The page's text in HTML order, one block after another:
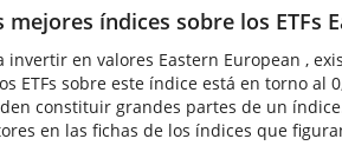
mejores índices sobre los ETFs
invertir en valores Eastern European ,
ETFs sobre este índice está en torno al
constituir grandes partes de un
en las fichas de los índices que